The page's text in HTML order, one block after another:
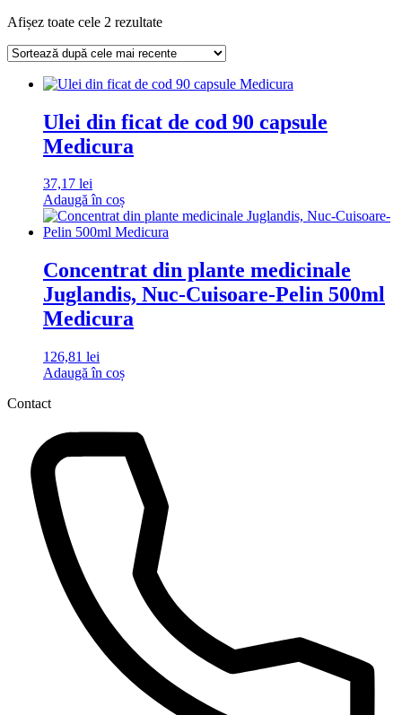
Afișez toate cele 2 rezultateSortat
cele
recente
Ulei din ficat de cod 90 capsule
Medicura
37,17 lei
Adaugă în coș
Concentrat din plante medicinale
Juglandis, Nuc-Cuisoare-Pelin 500ml
Medicura
126,81 lei
Adaugă în coș
Contact